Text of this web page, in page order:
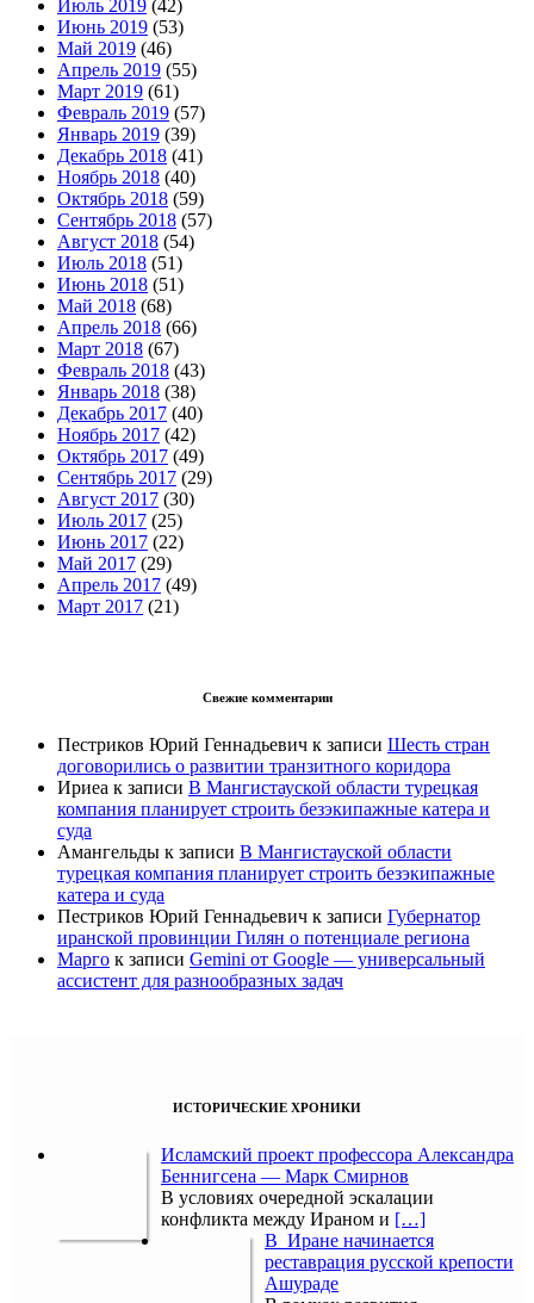
Июль 2019 (42)
Июнь 2019 (53)
Май 2019 (46)
Апрель 2019 (55)
Март 2019 (61)
Февраль 2019 (57)
Январь 2019 (39)
Декабрь 2018 (41)
Ноябрь 2018 (40)
Октябрь 2018 (59)
Сентябрь 2018 (57)
Август 2018 (54)
Июль 2018 (51)
Июнь 2018 (51)
Май 2018 (68)
Апрель 2018 (66)
Март 2018 (67)
Февраль 2018 (43)
Январь 2018 (38)
Декабрь 2017 (40)
Ноябрь 2017 (42)
Октябрь 2017 (49)
Сентябрь 2017 (29)
Август 2017 (30)
Июль 2017 (25)
Июнь 2017 (22)
Май 2017 (29)
Апрель 2017 (49)
Март 2017 (21)
Свежие комментарии
Пестриков Юрий Геннадьевич к записи Шесть стран
договорились о развитии транзитного коридора
Ириеа к записи В Мангистауской области турецкая
компания планирует строить безэкипажные катера и
суда
Амангельды к записи В Мангистауской области
турецкая компания планирует строить безэкипажные
катера и суда
Пестриков Юрий Геннадьевич к записи Губернатор
иранской провинции Гилян о потенциале региона
Марго к записи Gemini от Google — универсальный
ассистент для разнообразных задач
ИСТОРИЧЕСКИЕ ХРОНИКИ
Исламский проект профессора Александра
Беннигсена — Марк Смирнов
В условиях очередной эскалации
конфликта между Ираном и […]
В Иране начинается
реставрация русской крепости
Ашураде